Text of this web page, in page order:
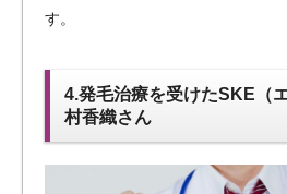
す。
4.発毛治療を受けたSKE（
村香織さん